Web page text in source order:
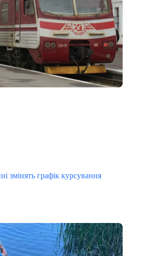
змінять графік курсування